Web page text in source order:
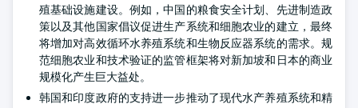
殖基础设施建设。例如，中国的粮食安全计划、先进制造政
策以及其他国家倡议促进生产系统和细胞农业的建立，最终
将增加对高效循环水养殖系统和生物反应器系统的需求。规
范细胞农业和技术验证的监管框架将对新加坡和日本的商业
规模化产生巨大益处。
韩国和印度政府的支持进一步推动了现代水产养殖系统和精